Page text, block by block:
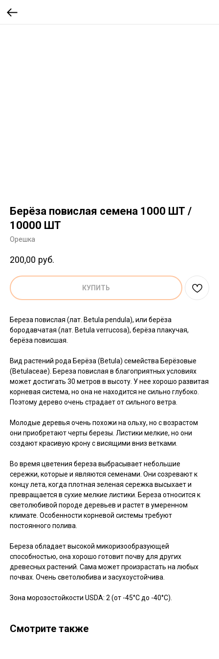
Берёза повислая семена 1000 ШТ /
10000 ШТ
Орешка
200,00 руб.
КУПИТЬ
Береза повислая (лат. Betula pendula), или берёза
бородавчатая (лат. Betula verrucosa), берёза плакучая,
берёза повисшая.
Вид растений рода Берёза (Betula) семейства Берёзовые
(Betulaceae). Береза повислая в благоприятных условиях
может достигать 30 метров в высоту. У нее хорошо развитая
корневая система, но она не находится не сильно глубоко.
Поэтому дерево очень страдает от сильного ветра.
Молодые деревья очень похожи на ольху, но с возрастом
они приобретают черты березы. Листики мелкие, но они
создают красивую крону с висящими вниз ветками.
Во время цветения береза выбрасывает небольшие
сережки, которые и являются семенами. Они созревают к
концу лета, когда плотная зеленая сережка высыхает и
превращается в сухие мелкие листики. Береза относится к
светолюбивой породе деревьев и растет в умеренном
климате. Особенности корневой системы требуют
постоянного полива.
Береза обладает высокой микоризообразующей
способностью, она хорошо готовит почву для других
древесных растений. Сама может произрастать на любых
почвах. Очень светолюбива и засухоустойчива.
Зона морозостойкости USDA: 2 (от -45°C до -40°C).
Смотрите также